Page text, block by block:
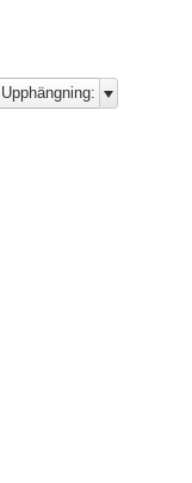
Upphängning: